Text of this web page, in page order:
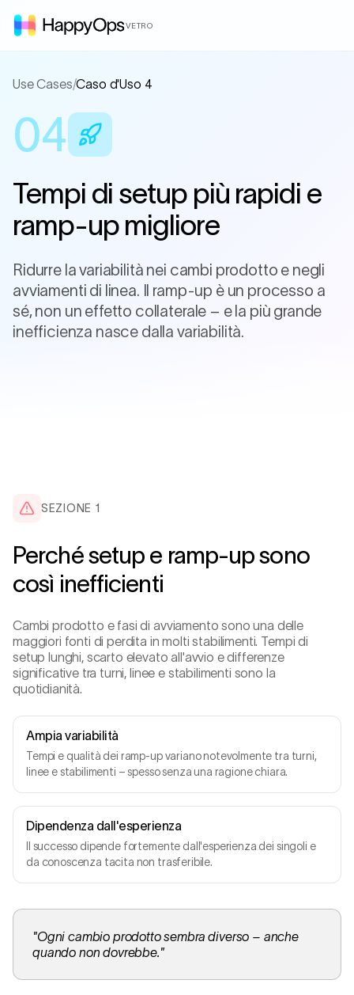
VETRO
Use Cases/Caso d'Uso 4
04
Tempi di setup più rapidi e
ramp-up migliore
Ridurre la variabilità nei cambi prodotto e negli
avviamenti di linea. Il ramp-up è un processo a
sé, non un effetto collaterale – e la più grande
inefficienza nasce dalla variabilità.
SEZIONE 1
Perché setup e ramp-up sono
così inefficienti
Cambi prodotto e fasi di avviamento sono una delle
maggiori fonti di perdita in molti stabilimenti. Tempi di
setup lunghi, scarto elevato all'avvio e differenze
significative tra turni, linee e stabilimenti sono la
quotidianità.
Ampia variabilità
Tempi e qualità dei ramp-up variano notevolmente tra turni,
linee e stabilimenti – spesso senza una ragione chiara.
Dipendenza dall'esperienza
Il successo dipende fortemente dall'esperienza dei singoli e
da conoscenza tacita non trasferibile.
"Ogni cambio prodotto sembra diverso – anche
quando non dovrebbe."